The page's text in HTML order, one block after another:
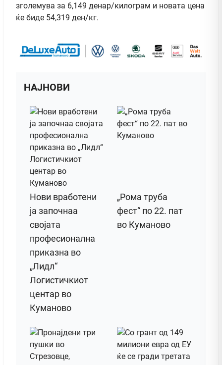
зголемува за 6,149 денар/килограм и новата цена
ќе биде 54,319 ден/кг.
НАЈНОВИ
Нови вработени
ја започнаа
својата
професионална
приказна во
„Лидл“
Логистичкиот
центар во
Куманово
„Рома труба
фест“ по 22. пат
во Куманово